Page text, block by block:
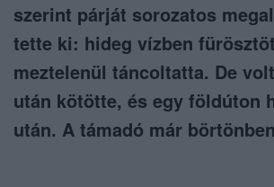
szerint párját sorozatos
tette ki: hideg vízben
meztelenül táncoltatta. De
után kötötte, és egy földúton
után. A támadó már